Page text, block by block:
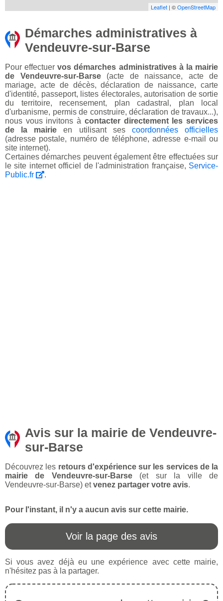
Leaflet | ©OpenStreetMap
Démarches administratives à
Vendeuvre-sur-Barse
Pour effectuervos démarches administratives à la mairie
de Vendeuvre-sur-Barse(acte de naissance, acte de
mariage, acte de décès, déclaration de naissance, carte
d'identité, passeport, listes électorales, autorisation de sortie
du territoire, recensement, plan cadastral, plan local
d'urbanisme, permis de construire, déclaration de travaux...),
nous vous invitons à contacter directement les services
de la mairie en utilisant ses coordonnées officielles
(adresse postale, numéro de téléphone, adresse e-mail ou
site internet).
Certaines démarches peuvent également être effectuées sur
le site internet officiel de l'administration française, Service-
Public.fr
.
Avis sur la mairie de Vendeuvre-
sur-Barse
Découvrez les retours d'expérience sur les services de la
mairie de Vendeuvre-sur-Barse(et sur la ville de
Vendeuvre-sur-Barse) etvenez partager votre avis.
Pour l'instant, il n'y a aucun avis sur cette mairie.
Voir la page des avis
Si vous avez déjà eu une expérience avec cette mairie,
n'hésitez pas à la partager.